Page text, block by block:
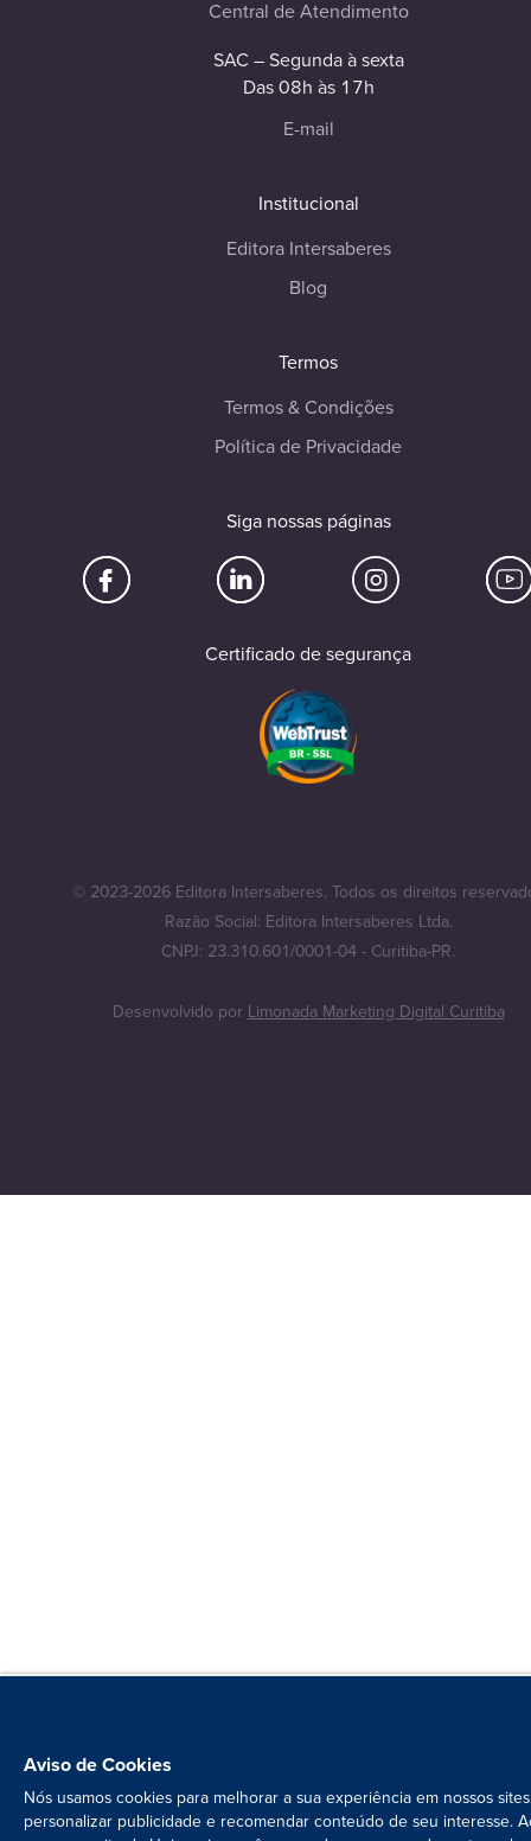
Central de Atendimento
SAC – Segunda à sexta
Das 08h às 17h
E-mail
Institucional
Editora Intersaberes
Blog
Termos
Termos & Condições
Política de Privacidade
Siga nossas páginas
Certificado de segurança
© 2023-2026 Editora Intersaberes. Todos os direitos
Razão Social: Editora Intersaberes Ltda.
CNPJ: 23.310.601/0001-04 - Curitiba-PR.
Desenvolvido por Limonada Marketing Digital Curitiba
Aviso de Cookies
Nós usamos cookies para melhorar a sua experiência em nossos
personalizar publicidade e recomendar conteúdo de seu interesse.